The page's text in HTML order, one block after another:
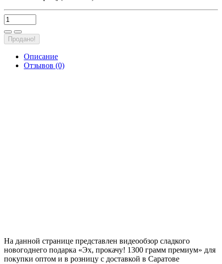
Продано!
Описание
Отзывов (0)
На данной странице представлен видеообзор сладкого
новогоднего подарка «Эх, прокачу! 1300 грамм премиум» для
покупки оптом и в розницу с доставкой в Саратове